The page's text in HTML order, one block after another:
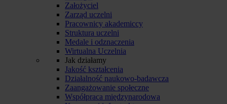
Założyciel
Zarząd uczelni
Pracownicy akademiccy
Struktura uczelni
Medale i odznaczenia
Wirtualna Uczelnia
Jak działamy
Jakość kształcenia
Działalność naukowo-badawcza
Zaangażowanie społeczne
Współpraca międzynarodowa